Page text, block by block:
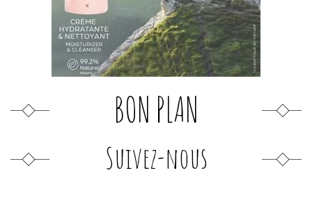
BON PLAN
Suivez-nous